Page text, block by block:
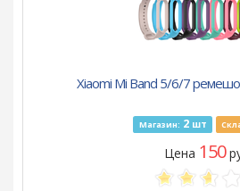
Xiaomi Mi Band 5/6/7
Магазин: 2шт
Цена 150